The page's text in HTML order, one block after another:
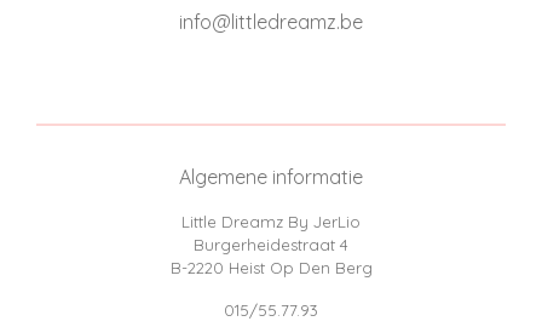
info@littledreamz.be
Algemene informatie
Little Dreamz By JerLio
Burgerheidestraat 4
B-2220 Heist Op Den Berg
015/55.77.93